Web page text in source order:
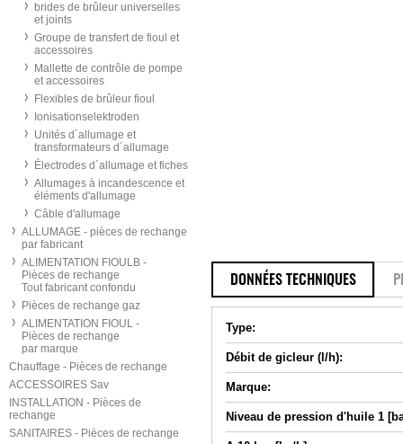
brides de brûleur universelles
et joints
Groupe de transfert de fioul et
accessoires
Mallette de contrôle de pompe
et accessoires
Flexibles de brûleur fioul
Ionisationselektroden
Unités d´allumage et
transformateurs d´allumage
Électrodes d´allumage et fiches
Allumages à incandescence et
éléments d'allumage
Câble d'allumage
ALLUMAGE - pièces de rechange
par fabricant
ALIMENTATION FIOULB -
Pièces de rechange
Tout fabricant confondu
Pièces de rechange gaz
ALIMENTATION FIOUL -
Pièces de rechange
par marque
Chauffage - Pièces de rechange
ACCESSOIRES Sav
INSTALLATION - Pièces de
rechange
SANITAIRES - Pièces de rechange
DONNÉES TECHNIQUES
Type:
Débit de gicleur (l/h):
Marque:
Niveau de pression d'huile 1